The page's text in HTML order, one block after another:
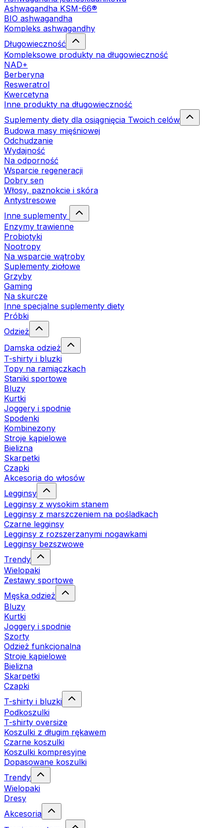
Ashwagandha KSM-66®
BIO ashwagandha
Kompleks ashwagandhy
Długowieczność
Kompleksowe produkty na długowieczność
NAD+
Berberyna
Resweratrol
Kwercetyna
Inne produkty na długowieczność
Suplementy diety dla osiągnięcia Twoich celów
Budowa masy mięśniowej
Odchudzanie
Wydajność
Na odporność
Wsparcie regeneracji
Dobry sen
Włosy, paznokcie i skóra
Antystresowe
Inne suplementy
Enzymy trawienne
Probiotyki
Nootropy
Na wsparcie wątroby
Suplementy ziołowe
Grzyby
Gaming
Na skurcze
Inne specjalne suplementy diety
Próbki
Odzież
Damska odzież
T-shirty i bluzki
Topy na ramiączkach
Staniki sportowe
Bluzy
Kurtki
Joggery i spodnie
Spodenki
Kombinezony
Stroje kąpielowe
Bielizna
Skarpetki
Czapki
Akcesoria do włosów
Legginsy
Legginsy z wysokim stanem
Legginsy z marszczeniem na pośladkach
Czarne legginsy
Legginsy z rozszerzanymi nogawkami
Legginsy bezszwowe
Trendy
Wielopaki
Zestawy sportowe
Męska odzież
Bluzy
Kurtki
Joggery i spodnie
Szorty
Odzież funkcjonalna
Stroje kąpielowe
Bielizna
Skarpetki
Czapki
T-shirty i bluzki
Podkoszulki
T-shirty oversize
Koszulki z długim rękawem
Czarne koszulki
Koszulki kompresyjne
Dopasowane koszulki
Trendy
Wielopaki
Dresy
Akcesoria